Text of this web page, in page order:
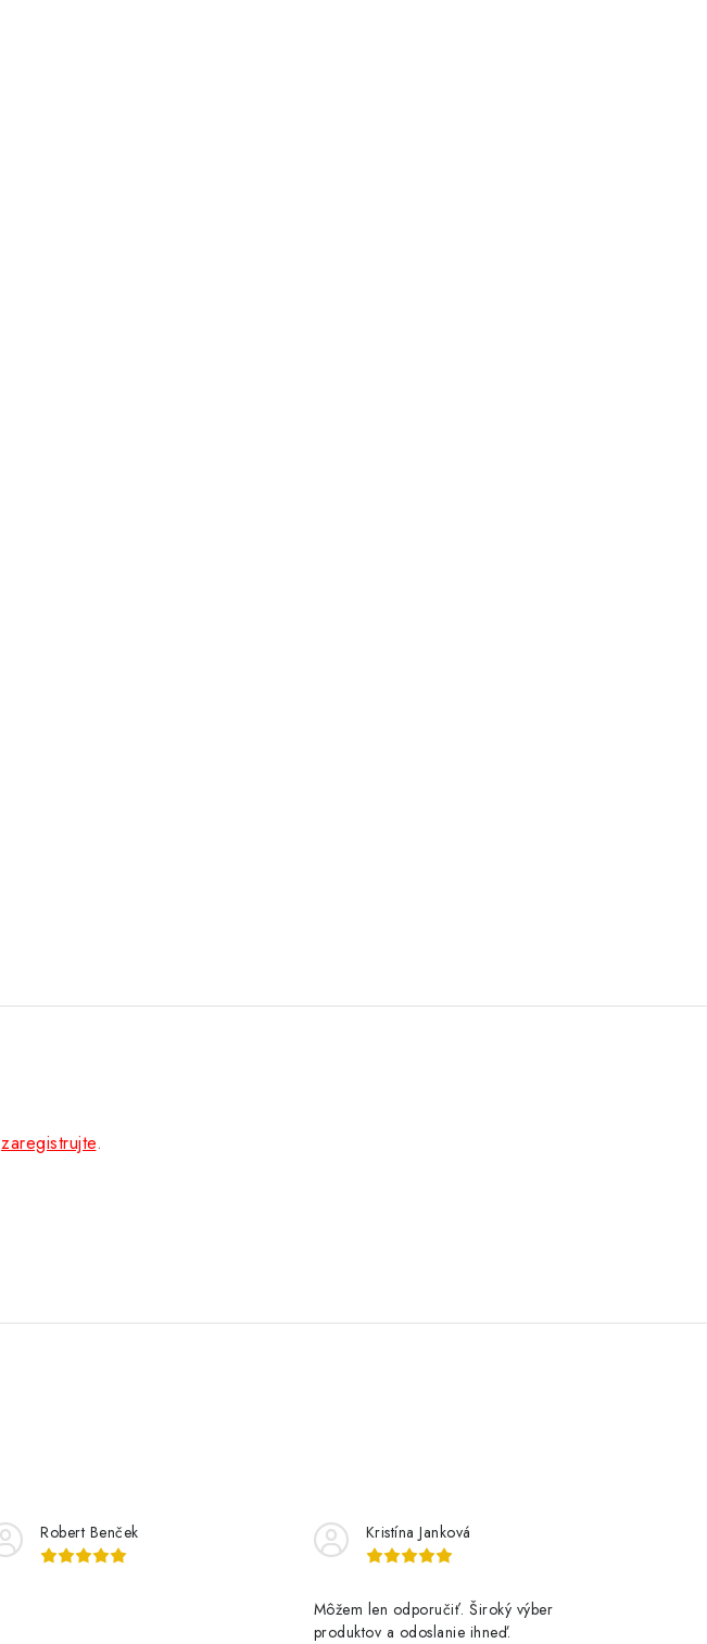
zaregistrujte.
Robert Benček Kristína Janková
Môžem len odporučiť. Široký výber
produktov a odoslanie ihneď.